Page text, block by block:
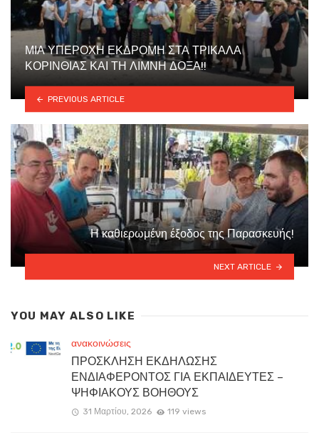
ΜΙΑ ΥΠΕΡΟΧΗ ΕΚΔΡΟΜΗ ΣΤΑ ΤΡΙΚΑΛΑ
ΚΟΡΙΝΘΙΑΣ ΚΑΙ ΤΗ ΛΙΜΝΗ ΔΟΞΑ!!
PREVIOUS ARTICLE
Η καθιερωμένη έξοδος της Παρασκευής!
NEXT ARTICLE
YOU MAY ALSO LIKE
ανακοινώσεις
ΠΡΟΣΚΛΗΣΗ ΕΚΔΗΛΩΣΗΣ
ΕΝΔΙΑΦΕΡΟΝΤΟΣ ΓΙΑ ΕΚΠΑΙΔΕΥΤΕΣ –
ΨΗΦΙΑΚΟΥΣ ΒΟΗΘΟΥΣ
31 Μαρτίου, 2026 119 views